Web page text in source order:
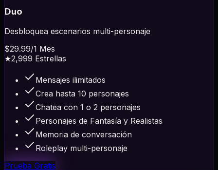
Duo
Desbloquea escenarios multi-personaje
$29.99/1 Mes
★2,999 Estrellas
Mensajes ilimitados
Crea hasta 10 personajes
Chatea con 1 o 2 personajes
Personajes de Fantasía y Realistas
Memoria de conversación
Roleplay multi-personaje
Prueba Gratis